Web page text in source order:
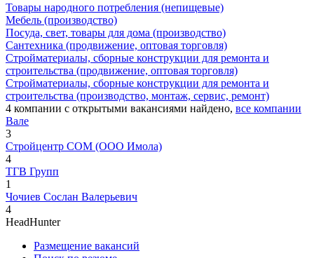
Товары народного потребления (непищевые)
Мебель (производство)
Посуда, свет, товары для дома (производство)
Сантехника (продвижение, оптовая торговля)
Стройматериалы, сборные конструкции для ремонта и
строительства (продвижение, оптовая торговля)
Стройматериалы, сборные конструкции для ремонта и
строительства (производство, монтаж, сервис, ремонт)
4 компании с открытыми вакансиями найдено, все компании
Вале
3
Стройцентр СОМ (ООО Имола)
4
ТГВ Групп
1
Чочиев Сослан Валерьевич
4
HeadHunter
Размещение вакансий